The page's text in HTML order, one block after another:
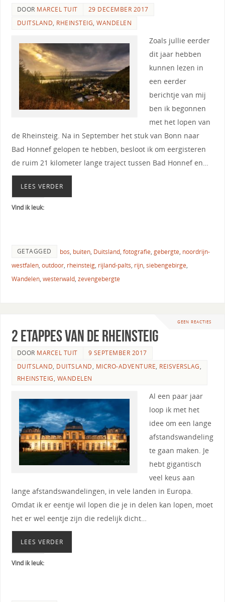
DOOR MARCEL TUIT
29 DECEMBER 2017
DUITSLAND, RHEINSTEIG,WANDELEN
Zoals jullie eerder
dit jaar hebben
kunnen lezen in
een eerder
berichtje van mij
ben ik begonnen
met het lopen van
de Rheinsteig. Na in September het stuk van Bonn naar
Bad Honnef gelopen te hebben, besloot ik om eergisteren
de ruim 21 kilometer lange traject tussen Bad Honnef en…
LEES VERDER
Vind ik leuk:
GETAGGED bos, buiten, Duitsland, fotografie, gebergte, noordrijn-
westfalen, outdoor, rheinsteig, rijland-palts, rijn, siebengebirge,
Wandelen, westerwald, zevengebergte
GEEN REACTIES
2 etappes van de Rheinsteig
DOOR MARCEL TUIT
9 SEPTEMBER 2017
DUITSLAND, DUITSLAND, MICRO-ADVENTURE, REISVERSLAG,
RHEINSTEIG, WANDELEN
Al een paar jaar
loop ik met het
idee om een lange
afstandswandeling
te gaan maken. Je
hebt gigantisch
veel keus aan
lange afstandswandelingen, in vele landen in Europa.
Omdat ik er eentje wil lopen die je in delen kan lopen, moet
het er wel eentje zijn die redelijk dicht…
LEES VERDER
Vind ik leuk: